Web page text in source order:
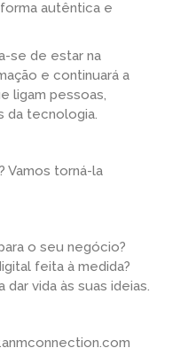
autêntica e
se de estar na
e continuará a
ligam pessoas,
da tecnologia.
Vamos torná-la
o seu negócio?
feita à medida?
dar vida às suas ideias.